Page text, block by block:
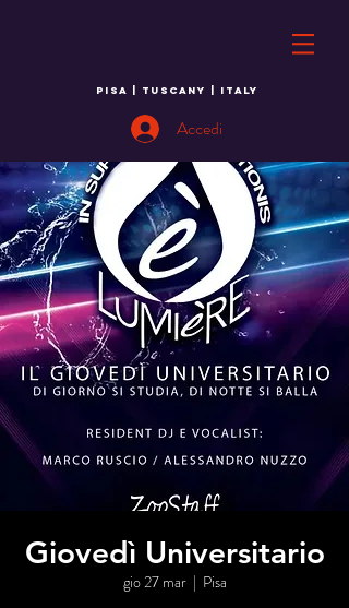
PISA | TUSCANY | ITALY
Accedi
Giovedì Universitario
gio 27 mar
  |
Pisa